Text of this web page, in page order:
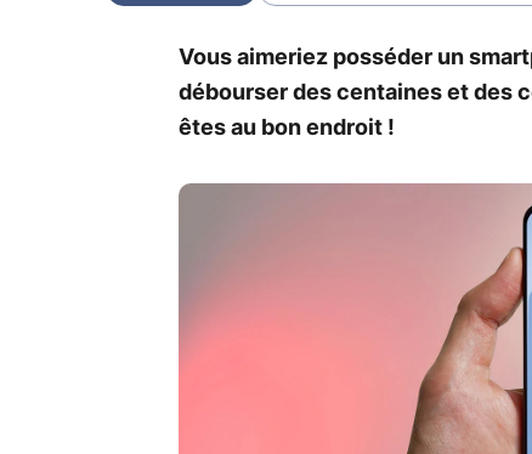
Vous aimeriez posséder un
débourser des centaines et des
êtes au bon endroit !